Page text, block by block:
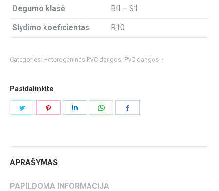
Degumo klasė Bfl – S1
Slydimo koeficientas R10
Categories: Heterogeninės PVC dangos PVC dangos
Pasidalinkite
APRAŠYMAS
PAPILDOMA INFORMACIJA